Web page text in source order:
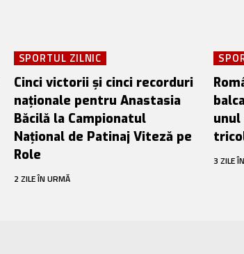
SPORTUL ZILNIC
Cinci victorii și cinci recorduri
naționale pentru Anastasia
Băcilă la Campionatul
Național de Patinaj Viteză pe
Role
2 ZILE ÎN URMĂ
3 ZILE